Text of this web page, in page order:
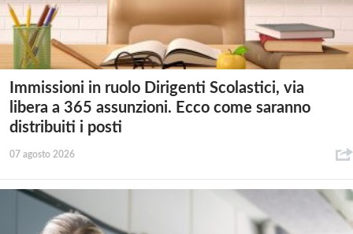
Immissioni in ruolo Dirigenti Scolastici, via
libera a 365 assunzioni. Ecco come saranno
distribuiti i posti
07 agosto 2026